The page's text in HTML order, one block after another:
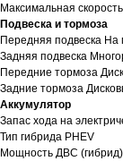
Максимальная
Подвеска и тормоза
Передняя подвеска На
Задняя подвеска
Передние тормоза
Задние тормоза
Аккумулятор
Запас хода на
Тип гибрида PHEV
Мощность ДВС